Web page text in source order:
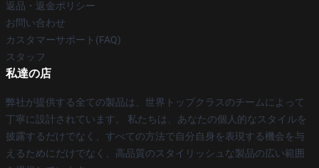
返品・返金ポリシー
お問い合わせ
カスタマーサポート(FAQ)
スタッフ
私達の店
弊社が提供する全ての製品は、世界トップクラスのチームによって
丁寧に設計されています。 私たちは、あなたの個人的なスタイルを
披露するだけでなく、すべての方法で自分自身を表現する機会を与
えるためにだけでなく、高品質のスタイリッシュな製品の広い範囲